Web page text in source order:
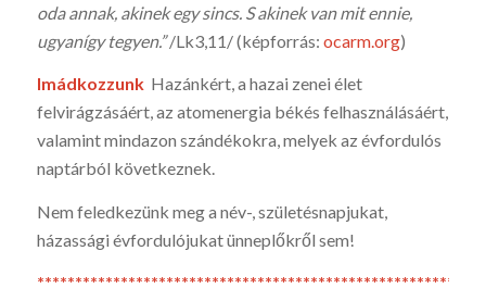
oda annak, akinek egy sincs. S akinek van mit ennie,
ugyanígy tegyen.”/Lk3,11/ (képforr­ás: ocarm.org)
ImádkozzunkHazánkért, a hazai zenei élet
felvirágzásáért, az atomenergia békés felhasználásáért,
vala­mint mindazon szándékokra, melyek az évfordulós
naptárból következnek.
Nem feledkezünk meg a név-, születésnapjukat,
házassági évfordulójukat ünneplőkről sem!
*********************************************************